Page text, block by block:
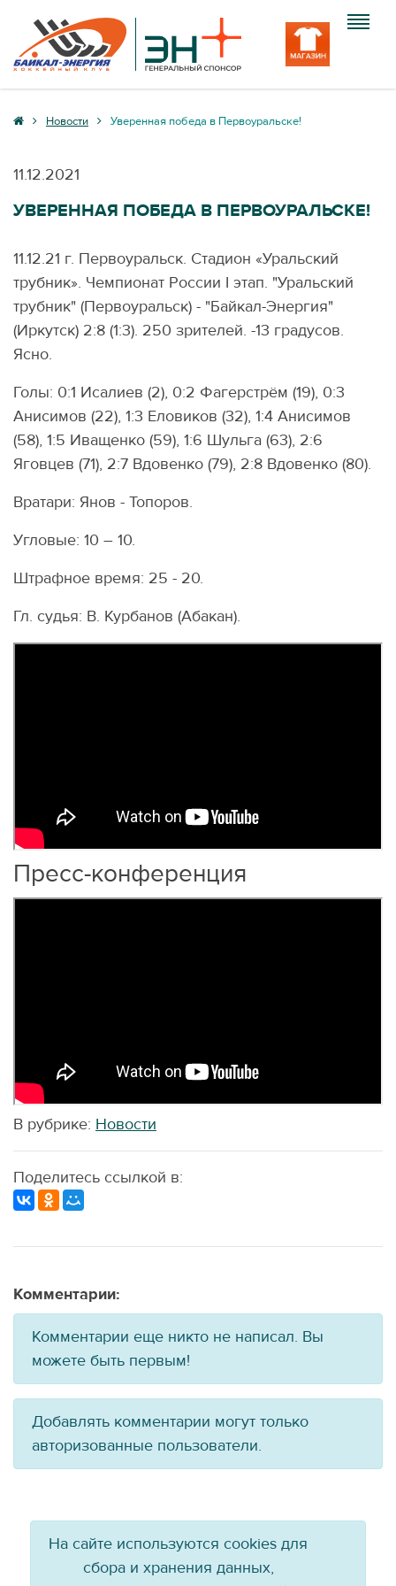
Клуб
Вход
Новости Уверенная победа в Первоуральске!
11.12.2021
УВЕРЕННАЯ ПОБЕДА В ПЕРВОУРАЛЬСКЕ!
11.12.21 г. Первоуральск. Стадион «Уральский
трубник». Чемпионат России I этап. "Уральский
трубник" (Первоуральск) - "Байкал-Энергия"
(Иркутск) 2:8 (1:3). 250 зрителей. -13 градусов.
Ясно.
Голы: 0:1 Исалиев (2), 0:2 Фагерстрём (19), 0:3
Анисимов (22), 1:3 Еловиков (32), 1:4 Анисимов
(58), 1:5 Иващенко (59), 1:6 Шульга (63), 2:6
Яговцев (71), 2:7 Вдовенко (79), 2:8 Вдовенко (80).
Вратари: Янов - Топоров.
Угловые: 10 – 10.
Штрафное время: 25 - 20.
Гл. судья: В. Курбанов (Абакан).
Пресс-конференция
В рубрике: Новости
Поделитесь ссылкой в:
Комментарии:
Комментарии еще никто не написал. Вы
можете быть первым!
Добавлять комментарии могут только
авторизованные пользователи.
На сайте используются cookies для
сбора и хранения данных,